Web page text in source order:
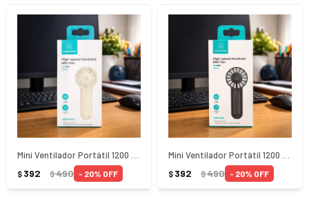
$ 392 $490 20 $ 392 $490 20